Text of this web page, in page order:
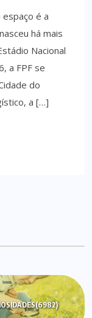
é a
há mais
Nacional
a FPF se
do
a […]
(6982)